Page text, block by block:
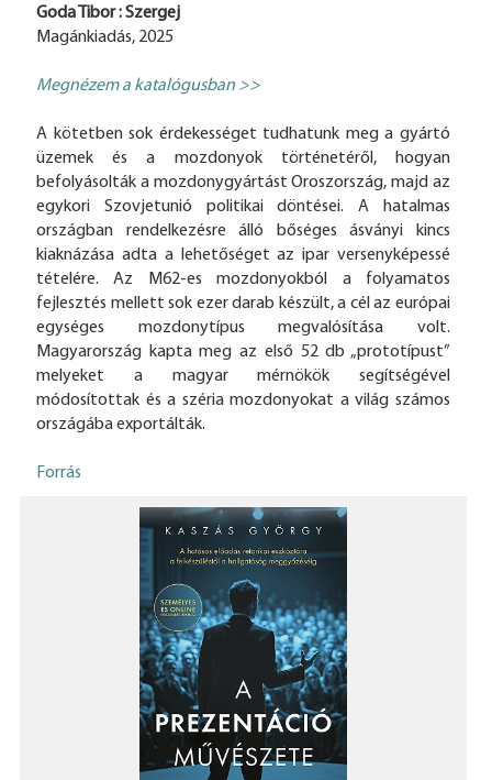
Goda Tibor : Szergej
Magánkiadás, 2025
Megnézem a katalógusban >>
A kötetben sok érdekességet tudhatunk meg a gyártó
üzemek és a mozdonyok történetéről, hogyan
befolyásolták a mozdonygyártást Oroszország, majd az
egykori Szovjetunió politikai döntései. A hatalmas
országban rendelkezésre álló bőséges ásványi kincs
kiaknázása adta a lehetőséget az ipar versenyképessé
tételére. Az M62-es mozdonyokból a folyamatos
fejlesztés mellett sok ezer darab készült, a cél az európai
egységes mozdonytípus megvalósítása volt.
Magyarország kapta meg az első 52 db „prototípust”
melyeket a magyar mérnökök segítségével
módosítottak és a széria mozdonyokat a világ számos
országába exportálták.
Forrás